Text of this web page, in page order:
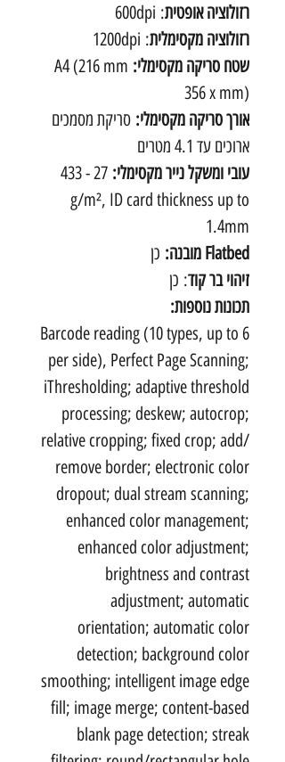
רזולוציה אופטית: 600dpi
רזולוציה מקסימלית: 1200dpi
שטח סריקה מקסימלי: A4 (216 mm
356 x mm)
אורך סריקה מקסימלי: סריקת מסמכים
ארוכים עד 4.1 מטרים
עובי ומשקל נייר מקסימלי:
27 - 433
g/m², ID card thickness up to
1.4mm
Flatbed מובנה:
כן
זיהוי בר קוד: כן
תכונות נוספות:
Barcode reading (10 types, up to 6
per side), Perfect Page Scanning;
iThresholding; adaptive threshold
processing; deskew; autocrop;
relative cropping; fixed crop; add/
remove border; electronic color
dropout; dual stream scanning;
enhanced color management;
enhanced color adjustment;
brightness and contrast
adjustment; automatic
orientation; automatic color
detection; background color
smoothing; intelligent image edge
fill; image merge; content-based
blank page detection; streak